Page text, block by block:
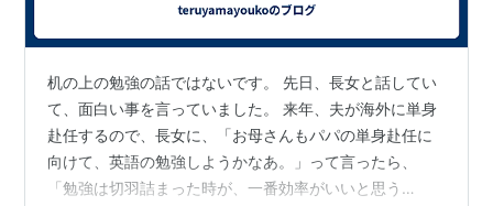
机の上の勉強の話ではないです。 先日、長女と話してい
て、面白い事を言っていました。 来年、夫が海外に単身
赴任するので、長女に、「お母さんもパパの単身赴任に
向けて、英語の勉強しようかなあ。」って言ったら、
「勉強は切羽詰まった時が、一番効率がいいと思う